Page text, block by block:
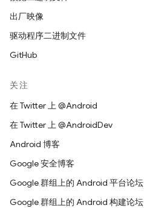
出厂映像
驱动程序二进制文件
GitHub
关注
在 Twitter 上 @Android
在 Twitter 上 @AndroidDev
Android 博客
Google 安全博客
Google 群组上的 Android 平台论坛
Google 群组上的 Android 构建论坛